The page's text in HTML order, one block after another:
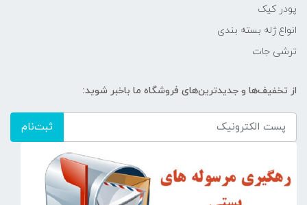
پودر کیک
انواع ژله بسته بندی
ترشی جات
از تخفیف‌ها و جدیدترین‌های فروشگاه ما باخبر شوید:
ثبت‌نام